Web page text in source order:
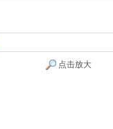
点击放大